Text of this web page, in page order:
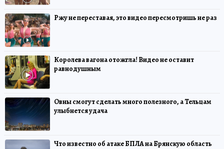
Ржу не переставая, это видео пересмотришь не раз
Королева вагона отожгла! Видео не оставит
равнодушным
Овны смогут сделать много полезного, а Тельцам
улыбнется удача
Что известно об атаке БПЛА на Брянскую область